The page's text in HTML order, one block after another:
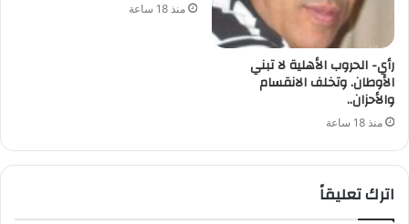
رأي- الحروب الأهلية لا تبني
الأوطان. وتخلف الانقسام
والأحزان..
منذ 18 ساعة
منذ 18 ساعة
اترك تعليقاً